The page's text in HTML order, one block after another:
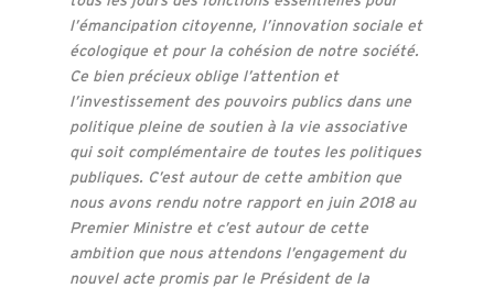
l’émancipation citoyenne, l’innovation sociale et
écologique et pour la cohésion de notre société.
Ce bien précieux oblige l’attention et
l’investissement des pouvoirs publics dans une
politique pleine de soutien à la vie associative
qui soit complémentaire de toutes les politiques
publiques. C’est autour de cette ambition que
nous avons rendu notre rapport en juin 2018 au
Premier Ministre et c’est autour de cette
ambition que nous attendons l’engagement du
nouvel acte promis par le Président de la